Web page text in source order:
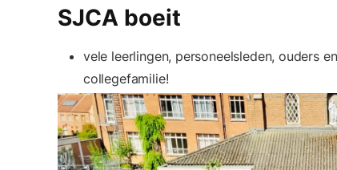
SJCA boeit
vele leerlingen, personeelsleden, ouders
collegefamilie!